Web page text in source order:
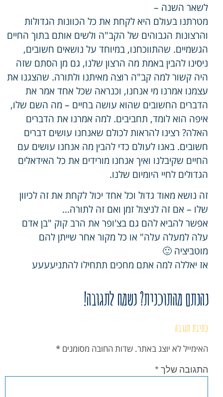
לשאר השנה –
מטרתנו בעולם היא לקחת את כל הכוונות הגדולות
והרצונות הגבוהים של הקב"ה ולשים אותם בתוך החיים
הגשמיים. שהתווכחנו, במיוחד על נושאים חשובים,
ניסינו להבין באמת מה הרצון שלנו, גם מן הסתם שזה
היה קשור למה קב"ה רוצה מאיתנו ולתורה. שהצגנו את
עצמנו אמרנו מי אנחנו, וכנראה שכל אחד אמר את
הדברים החשובים שהוא עושה בחיים – מה השם שלו,
איפה הוא לומד, תחביבים. למה אמרנו את הדברים
האלה? רצינו להראות לכולם שאנחנו עושים דברים
חשובים. באנו לעולם כדי להבין מה אנחנו עושים עם
החיים שקיבלנו ואיך אנחנו מורידים את כל האידאלים
הגדולים לחיי היומיום שלנו.
זה נושא מאוד גדול וכל אחד יכול לקחת את זה לכיוון
שלו – אם זה לניצול זמן ואם זה לתורה…
אפשר להביא להם גם בצ'ופר את הרב קוק "בן אדם
עלה למעלה עלה" או כל מקור אחר שייתן להם
מוטביציה 🙂
אז יאללה למה אתם מחכים תתחילו להתניעעעע
נהנתם מהתוכנית? נשמח לתגובה!
כתיבת תגובה
האימייל לא יוצג באתר. שדות החובה מסומנים *
התגובה שלך *